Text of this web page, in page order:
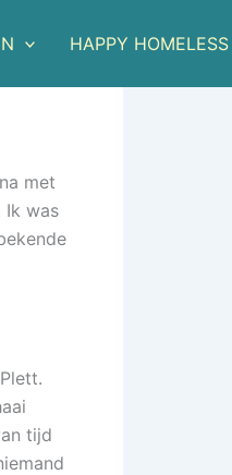
HAPPY HOMELESS
met
Ik was
tijd